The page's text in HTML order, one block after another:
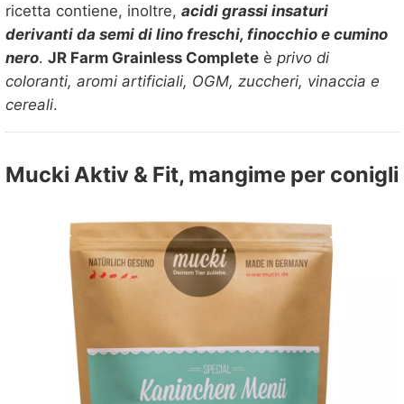
ricetta contiene, inoltre, acidi grassi insaturi
derivanti da semi di lino freschi, finocchio e cumino
nero. JR Farm Grainless Complete è privo di
coloranti, aromi artificiali, OGM, zuccheri, vinaccia e
cereali.
Mucki Aktiv & Fit, mangime per conigli